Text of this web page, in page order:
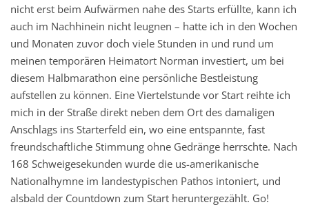
nicht erst beim Aufwärmen nahe des Starts erfüllte, kann ich
auch im Nachhinein nicht leugnen – hatte ich in den Wochen
und Monaten zuvor doch viele Stunden in und rund um
meinen temporären Heimatort Norman investiert, um bei
diesem Halbmarathon eine persönliche Bestleistung
aufstellen zu können. Eine Viertelstunde vor Start reihte ich
mich in der Straße direkt neben dem Ort des damaligen
Anschlags ins Starterfeld ein, wo eine entspannte, fast
freundschaftliche Stimmung ohne Gedränge herrschte. Nach
168 Schweigesekunden wurde die us-amerikanische
Nationalhymne im landestypischen Pathos intoniert, und
alsbald der Countdown zum Start heruntergezählt. Go!